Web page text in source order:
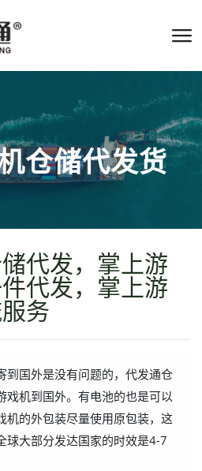
仓储代发货
代发，掌上游
代发，掌上游
务
到国外是没有问题的，代发通仓
戏机到国外。有电池的也是可以
机的外包装尽量使用原包装，这
球大部分发达国家的时效是4-7